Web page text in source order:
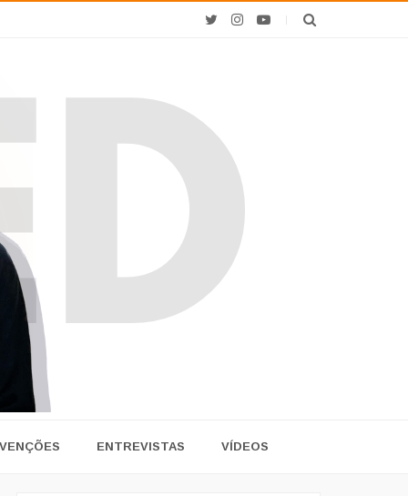
ENTREVISTAS VÍDEOS